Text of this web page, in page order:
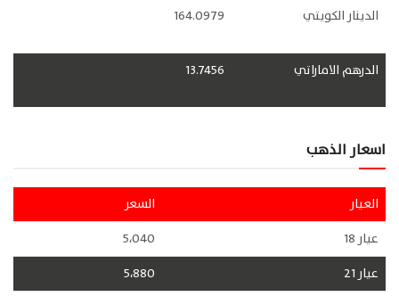
الدينار الكويتي
164.0979
الدرهم الاماراتي 13.7456
اسعار الذهب
العيار
السعر
عيار 18
5،040
عيار 21
5،880